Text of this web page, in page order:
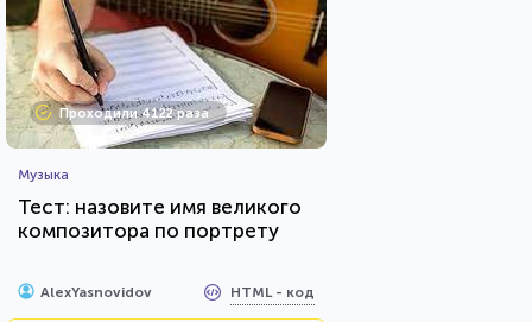
Проходили 4122 раза
Музыка
Тест: назовите имя великого
композитора по портрету
AlexYasnovidov HTML - код